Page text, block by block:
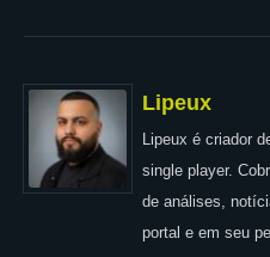
Lipeux
Lipeux é criador
single player.
de análises,
portal e em seu